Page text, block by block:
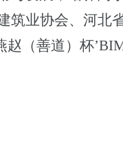
筑业协会、河北
赵（善道）杯’